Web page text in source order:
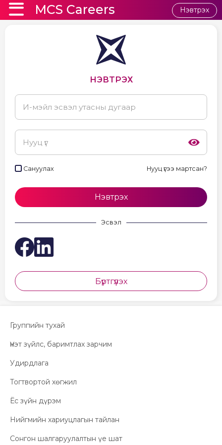
MCS Careers Нэвтрэх
logo
НЭВТРЭХ
pwsw
Сануулах Нууц үгээ мартсан?
Эсвэл
fbli
Бүртгүүлэх
Группийн тухай
Үнэт зүйлс, баримтлах зарчим
Удирдлага
Тогтвортой хөгжил
Ёс зүйн дүрэм
Нийгмийн хариуцлагын тайлан
Сонгон шалгаруулалтын үе шат